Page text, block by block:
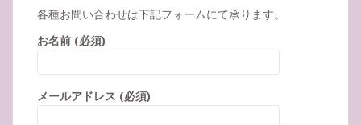
各種お問い合わせは下記フォームにて承ります。
お名前 (必須)
メールアドレス (必須)